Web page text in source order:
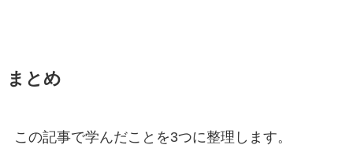
まとめ
この記事で学んだことを3つに整理します。